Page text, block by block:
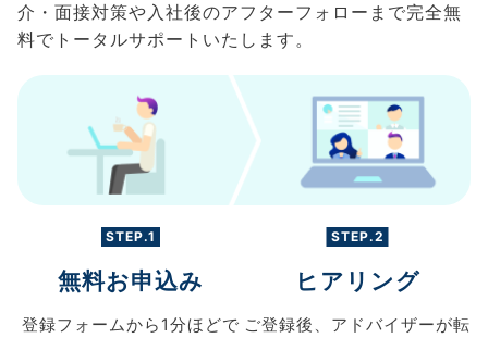
介・面接対策や入社後のアフターフォローまで完全無
料でトータルサポートいたします。
STEP.1
無料お申込み
登録フォームから 1分ほどで
STEP.2
ヒアリング
ご登録後、 アドバイザーが転